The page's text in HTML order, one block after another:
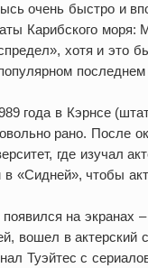
очень быстро и
Карибского моря:
хотя и это
года в Кэрнсе
рано. После
где изучал
«Сидней», чтобы
на экранах
вошел в актерский
Туэйтес с